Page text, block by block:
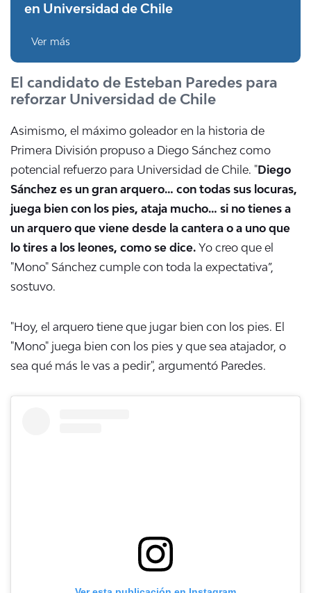
en Universidad de Chile
Ver más
El candidato de Esteban Paredes para
reforzar Universidad de Chile
Asimismo, el máximo goleador en la historia de
Primera División propuso a Diego Sánchez como
potencial refuerzo para Universidad de Chile. "Diego
Sánchez es un gran arquero… con todas sus locuras,
juega bien con los pies, ataja mucho… si no tienes a
un arquero que viene desde la cantera o a uno que
lo tires a los leones, como se dice. Yo creo que el
"Mono" Sánchez cumple con toda la expectativa”,
sostuvo.
"Hoy, el arquero tiene que jugar bien con los pies. El
"Mono" juega bien con los pies y que sea atajador, o
sea qué más le vas a pedir", argumentó Paredes.